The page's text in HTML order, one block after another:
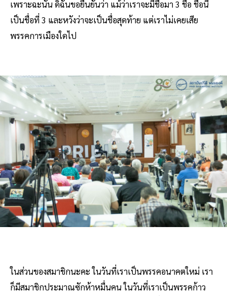
เพราะฉะนั้น ดิฉันขอยืนยันว่า แม้ว่าเราจะมีชื่อมา 3 ชื่อ ชื่อนี้
เป็นชื่อที่ 3 และหวังว่าจะเป็นชื่อสุดท้าย แต่เราไม่เคยเสีย
พรรคการเมืองใดไป
ในส่วนของสมาชิกนะคะ ในวันที่เราเป็นพรรคอนาคตใหม่ เรา
ก็มีสมาชิกประมาณซักห้าหมื่นคน ในวันที่เราเป็นพรรคก้าว